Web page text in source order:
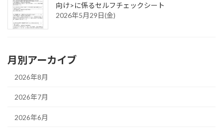
向け>に係るセルフチェックシート
2026年5月29日(金)
月別アーカイブ
2026年8月
2026年7月
2026年6月